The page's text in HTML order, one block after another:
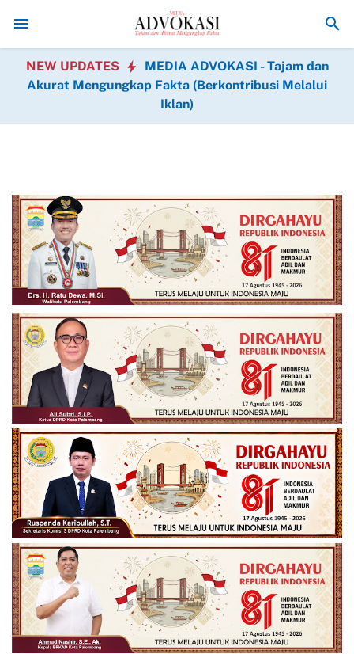
Jenis Operasi Gratis Hadir dalam BAKTIKES HUT Ke-1 Kodam XIX
NEW UPDATES
MEDIA ADVOKASI - Tajam dan
Akurat Mengungkap Fakta (Berkontribusi Melalui
Iklan)